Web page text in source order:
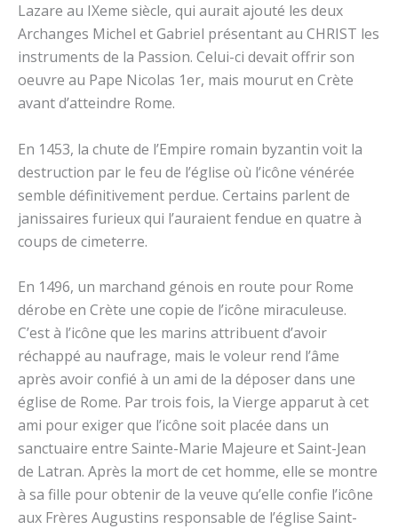
Lazare au IXeme siècle, qui aurait ajouté les deux
Archanges Michel et Gabriel présentant au CHRIST les
instruments de la Passion. Celui-ci devait offrir son
oeuvre au Pape Nicolas 1er, mais mourut en Crète
avant d’atteindre Rome.
En 1453, la chute de l’Empire romain byzantin voit la
destruction par le feu de l’église où l’icône vénérée
semble définitivement perdue. Certains parlent de
janissaires furieux qui l’auraient fendue en quatre à
coups de cimeterre.
En 1496, un marchand génois en route pour Rome
dérobe en Crète une copie de l’icône miraculeuse.
C’est à l’icône que les marins attribuent d’avoir
réchappé au naufrage, mais le voleur rend l’âme
après avoir confié à un ami de la déposer dans une
église de Rome. Par trois fois, la Vierge apparut à cet
ami pour exiger que l’icône soit placée dans un
sanctuaire entre Sainte-Marie Majeure et Saint-Jean
de Latran. Après la mort de cet homme, elle se montre
à sa fille pour obtenir de la veuve qu’elle confie l’icône
aux Frères Augustins responsable de l’église Saint-